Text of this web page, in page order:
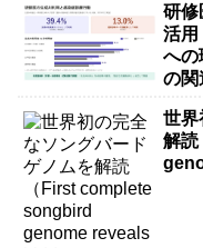
研修
活用
への
の関
世界
解